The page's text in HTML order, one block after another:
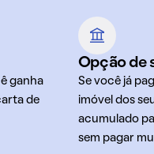
ganha
de
Opção de
Se você já
imóvel dos
acumulado
sem pagar